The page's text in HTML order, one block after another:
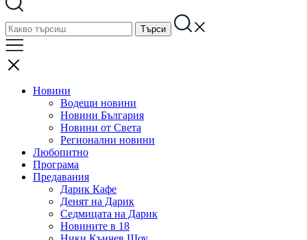
Новини
Водещи новини
Новини България
Новини от Света
Регионални новини
Любопитно
Програма
Предавания
Дарик Кафе
Денят на Дарик
Седмицата на Дарик
Новините в 18